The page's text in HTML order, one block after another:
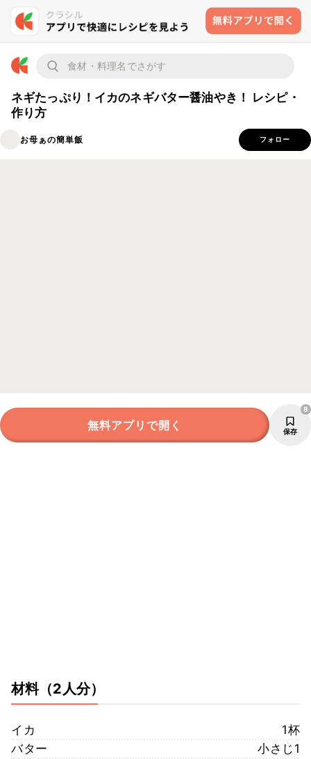
ネギたっぷり！イカのネギバター醤油やき！ レシピ・
作り方
お母ぁの簡単飯 フォロー
無料アプリで開く 保存
8
材料（2人分）
イカ
1杯
バター
小さじ1